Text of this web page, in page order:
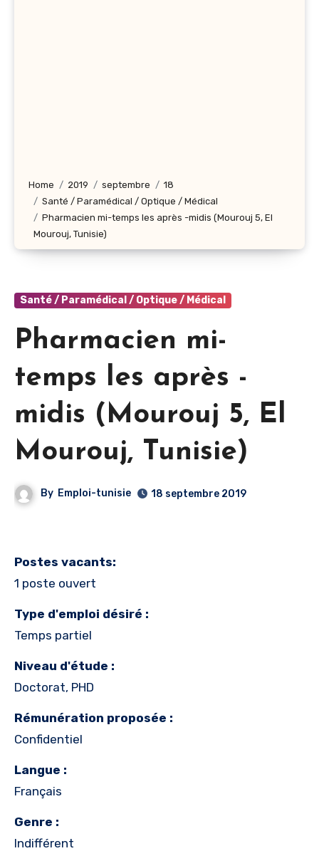
Home 2019 septembre
18
Santé / Paramédical / Optique / Médical
Pharmacien mi-temps les après -midis (Mourouj 5, El
Mourouj, Tunisie)
Santé / Paramédical / Optique / Médical
Pharmacien mi-
temps les après -
midis (Mourouj 5, El
Mourouj, Tunisie)
By Emploi-tunisie 18 septembre 2019
Postes vacants:
1 poste ouvert
Type d'emploi désiré :
Temps partiel
Niveau d'étude :
Doctorat, PHD
Rémunération proposée :
Confidentiel
Langue :
Français
Genre :
Indifférent